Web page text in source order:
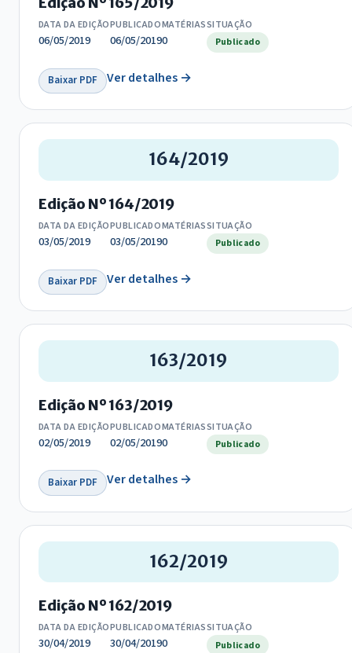
DATA DA EDIÇÃO
06/05/2019
PUBLICADO
06/05/2019
MATÉRIAS
0
SITUAÇÃO
Publicado
Baixar PDF Ver detalhes →
164/2019
Edição Nº 164/2019
DATA DA EDIÇÃO
03/05/2019
PUBLICADO
03/05/2019
MATÉRIAS
0
SITUAÇÃO
Publicado
Baixar PDF Ver detalhes →
163/2019
Edição Nº 163/2019
DATA DA EDIÇÃO
02/05/2019
PUBLICADO
02/05/2019
MATÉRIAS
0
SITUAÇÃO
Publicado
Baixar PDF Ver detalhes →
162/2019
Edição Nº 162/2019
DATA DA EDIÇÃO
30/04/2019
PUBLICADO
30/04/2019
MATÉRIAS
0
SITUAÇÃO
Publicado